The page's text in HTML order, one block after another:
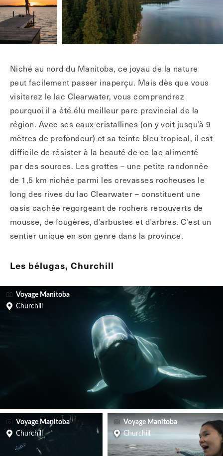
Niché au nord du Manitoba, ce joyau de la nature
peut facilement passer inaperçu. Mais dès que vous
visiterez le lac Clearwater, vous comprendrez
pourquoi il a été élu meilleur parc provincial de la
région. Avec ses eaux cristallines (on y voit jusqu’à 9
mètres de profondeur) et sa teinte bleu tropical, il est
difficile de résister à la beauté de ce lac alimenté
par des sources. Les grottes – une petite randonnée
de 1,5 km nichée parmi les crevasses rocheuses le
long des rives du lac Clearwater – constituent une
oasis cachée regorgeant de rochers recouverts de
mousse, de fougères, d’arbustes et d’arbres. C’est un
sentier unique en son genre dans la province.
Les bélugas, Churchill
Voyage Manitoba
Churchill
Voyage Manitoba
Churchill
Voyage Manitoba
Churchill